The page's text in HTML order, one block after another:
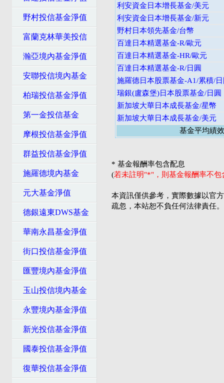
野村投信基金淨值
富蘭克林華美投信
瀚亞境內基金淨值
安聯投信境內基金
柏瑞投信基金淨值
第一金投信基金
摩根投信基金淨值
群益投信基金淨值
施羅德境內基金
元大基金淨值
德銀遠東DWS基金
華南永昌基金淨值
街口投信基金淨值
匯豐境內基金淨值
玉山投信境內基金
永豐境內基金淨值
新光投信基金淨值
國泰投信基金淨值
復華投信基金淨值
利安資金日本增長基金/美元
利安資金日本增長基金/新元
野村日本領先基金/台幣
百達日本精選基金-R/歐元
百達日本精選基金-HR/歐元
百達日本精選基金-R/日圓
施羅德日本股票基金-A1/累積/
瑞銀(盧森堡)日本股票基金/日圓
新加坡大華日本成長基金/星幣
新加坡大華日本成長基金/美元
基金平均績效
* 基金報酬率包含配息
(若未註明"*"，則基金報酬率不
本資訊僅供參考，實際數據以官
疏忽，本站恕不負任何法律責任。